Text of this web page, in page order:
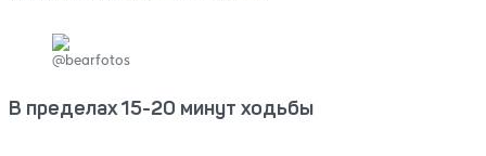
@bearfotos
В пределах 15-20 минут ходьбы